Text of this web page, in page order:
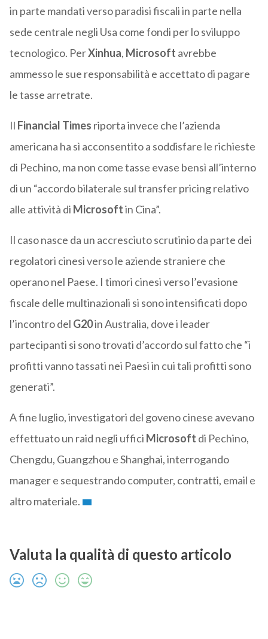
in parte mandati verso paradisi fiscali in parte nella
sede centrale negli Usa come fondi per lo sviluppo
tecnologico. PerXinhua, Microsoft avrebbe
ammesso le sue responsabilità e accettato di pagare
le tasse arretrate.
Il Financial Times riporta invece che l’azienda
americana ha sì acconsentito a soddisfare le richieste
di Pechino, ma non come tasse evase bensì all’interno
di un “accordo bilaterale sul transfer pricing relativo
alle attività di Microsoftin Cina”.
Il caso nasce da un accresciuto scrutinio da parte dei
regolatori cinesi verso le aziende straniere che
operano nel Paese. I timori cinesi verso l’evasione
fiscale delle multinazionali si sono intensificati dopo
l’incontro del G20in Australia, dove i leader
partecipanti si sono trovati d’accordo sul fatto che “i
profitti vanno tassati nei Paesi in cui tali profitti sono
generati”.
A fine luglio, investigatori del goveno cinese avevano
effettuato un raid negli uffici Microsoft di Pechino,
Chengdu, Guangzhou e Shanghai, interrogando
manager e sequestrando computer, contratti, email e
altro materiale.
Valuta la qualità di questo articolo